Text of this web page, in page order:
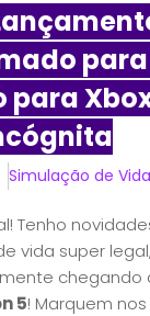
para
para
Simulação de Vida
Tenho
vida super
chegando
5! Marquem